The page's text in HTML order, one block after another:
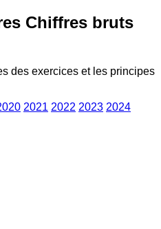
Chiffres bruts
des exercices et les principes
2021 2022 2023 2024